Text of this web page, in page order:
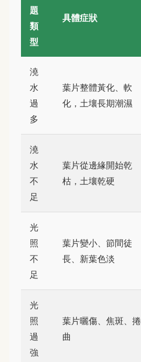
題
類
型
具體症狀
澆
水
過
多
葉片整體黃化、軟
化，土壤長期潮濕
澆
水
不
足
葉片從邊緣開始乾
枯，土壤乾硬
光
照
不
足
葉片變小、節間徒
長、新葉色淡
光
照
過
強
葉片曬傷、焦斑、捲
曲